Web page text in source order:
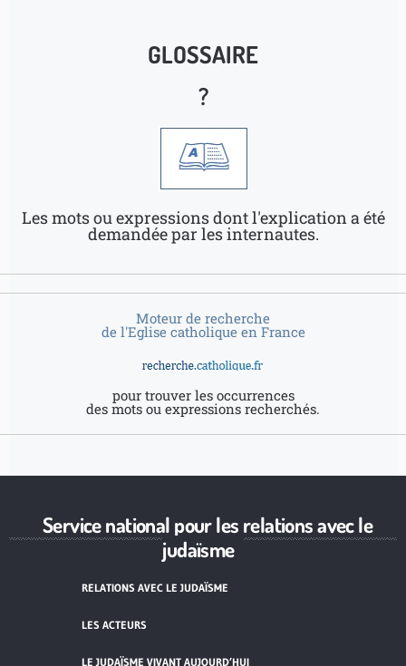
GLOSSAIRE
?
Les mots ou expressions dont l'explication a été
demandée par les internautes.
Moteur de recherche
de l'Eglise catholique en France
pour trouver les occurrences
des mots ou expressions recherchés.
Service national pour les relations avec le
judaïsme
RELATIONS AVEC LE JUDAÏSME
LES ACTEURS
LE JUDAÏSME VIVANT AUJOURD’HUI